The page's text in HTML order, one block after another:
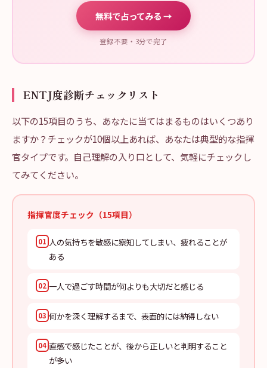
無料で占ってみる →
登録不要・3分で完了
ENTJ度診断チェックリスト
以下の15項目のうち、あなたに当てはまるものはいくつあり
ますか？チェックが10個以上あれば、あなたは典型的な指揮
官タイプです。自己理解の入り口として、気軽にチェックし
てみてください。
指揮官度チェック（15項目）
01 人の気持ちを敏感に察知してしまい、疲れることが
ある
02 一人で過ごす時間が何よりも大切だと感じる
03 何かを深く理解するまで、表面的には納得しない
04 直感で感じたことが、後から正しいと判明すること
が多い